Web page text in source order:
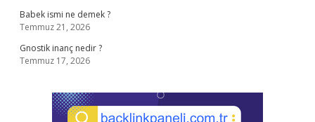
Babek ismi ne demek ?
Temmuz 21, 2026
Gnostik inanç nedir ?
Temmuz 17, 2026